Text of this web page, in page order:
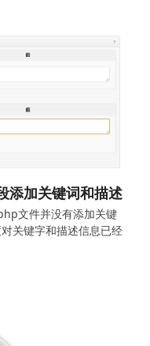
添加关键词和描述
文件并没有添加关键
关键字和描述信息已经